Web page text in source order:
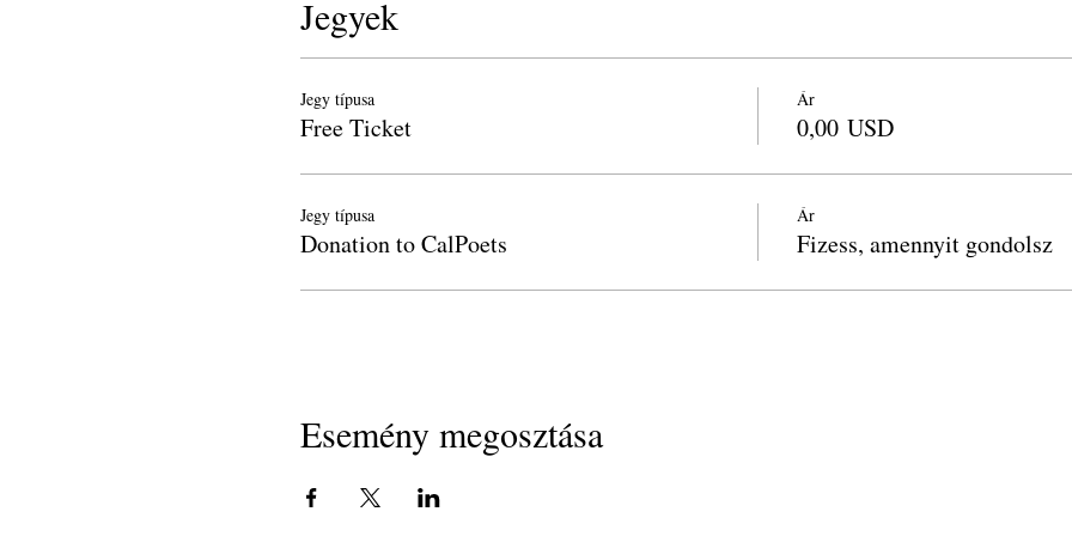
Jegyek
Jegy típusa
Free Ticket
Ár
0,00 USD
Jegy típusa
Donation to CalPoets
Ár
Fizess, amennyit gondolsz
Esemény megosztása